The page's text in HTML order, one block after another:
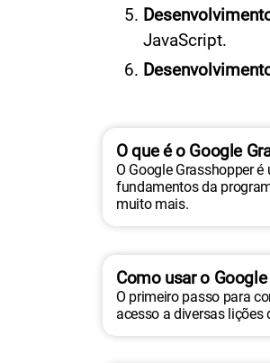
JavaScript.
O que é o Google
O Google Grasshopper
fundamentos da
muito mais.
Como usar o
O primeiro passo para
acesso a diversas lições